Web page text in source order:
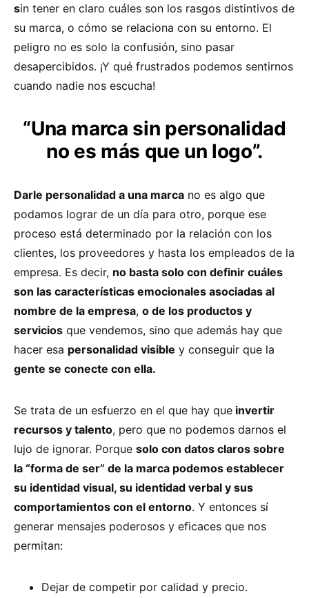
sin tener en claro cuáles son los rasgos distintivos de
su marca, o cómo se relaciona con su entorno. El
peligro no es solo la confusión, sino pasar
desapercibidos. ¡Y qué frustrados podemos sentirnos
cuando nadie nos escucha!
“Una marca sin personalidad
no es más que un logo”.
Darle personalidad a una marca no es algo que
podamos lograr de un día para otro, porque ese
proceso está determinado por la relación con los
clientes, los proveedores y hasta los empleados de la
empresa. Es decir, no basta solo con definir cuáles
son las características emocionales asociadas al
nombre de la empresa, o de los productos y
servicios que vendemos, sino que además hay que
hacer esa personalidad visible y conseguir que la
gente se conecte con ella.
Se trata de un esfuerzo en el que hay que invertir
recursos y talento, pero que no podemos darnos el
lujo de ignorar. Porque solo con datos claros sobre
la “forma de ser” de la marca podemos establecer
su identidad visual, su identidad verbal y sus
comportamientos con el entorno. Y entonces sí
generar mensajes poderosos y eficaces que nos
permitan:
Dejar de competir por calidad y precio.